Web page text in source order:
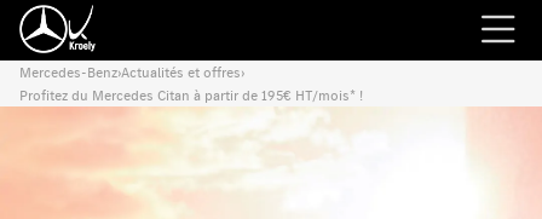
Mercedes-Benz›Actualités et offres›
Profitez du Mercedes Citan à partir de 195€ HT/mois* !